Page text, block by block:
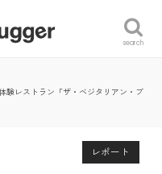
search
験レストラン「ザ・ベジタリアン・ブ
レポート